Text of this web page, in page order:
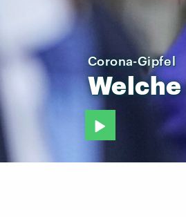
Corona-Gipfel
Welche